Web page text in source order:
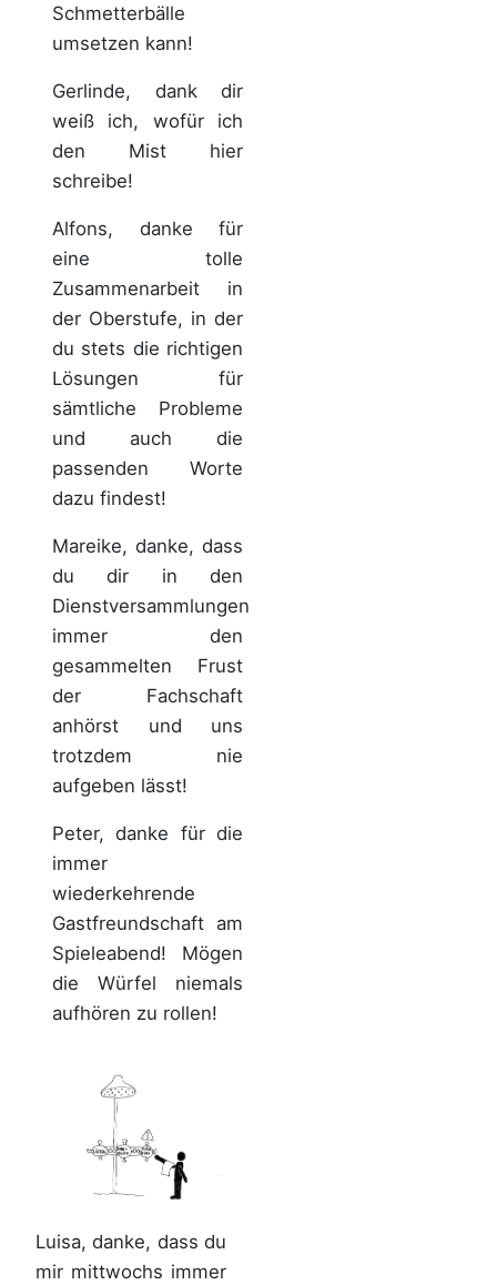
Schmetterbälle
umsetzen kann!
Gerlinde, dank dir
weiß ich, wofür ich
den Mist hier
schreibe!
Alfons, danke für
eine tolle
Zusammenarbeit in
der Oberstufe, in der
du stets die richtigen
Lösungen für
sämtliche Probleme
und auch die
passenden Worte
dazu findest!
Mareike, danke, dass
du dir in den
Dienstversammlungen
immer den
gesammelten Frust
der Fachschaft
anhörst und uns
trotzdem nie
aufgeben lässt!
Peter, danke für die
immer
wiederkehrende
Gastfreundschaft am
Spieleabend! Mögen
die Würfel niemals
aufhören zu rollen!
Luisa, danke, dass du
mir mittwochs immer